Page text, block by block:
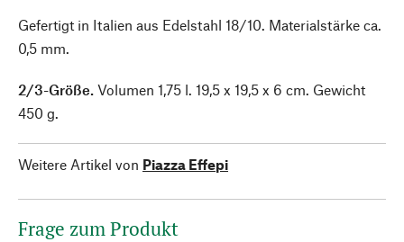
Gefertigt in Italien aus Edelstahl 18/10. Materialstärke ca.
0,5 mm.
2/3-Größe. Volumen 1,75 l. 19,5 x 19,5 x 6 cm. Gewicht
450 g.
Weitere Artikel von Piazza Effepi
Frage zum Produkt